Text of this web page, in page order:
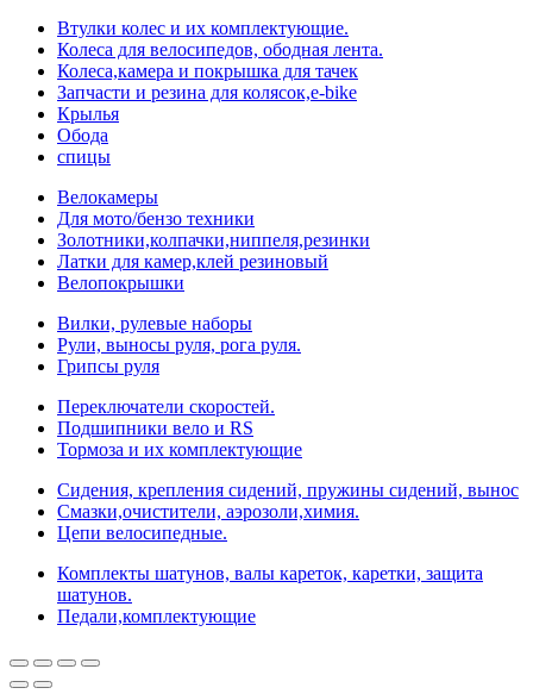
Втулки колес и их комплектующие.
Колеса для велосипедов, ободная лента.
Колеса,камера и покрышка для тачек
Запчасти и резина для колясок,e-bike
Крылья
Обода
спицы
Велокамеры
Для мото/бензо техники
Золотники,колпачки,ниппеля,резинки
Латки для камер,клей резиновый
Велопокрышки
Вилки, рулевые наборы
Рули, выносы руля, рога руля.
Грипсы руля
Переключатели скоростей.
Подшипники вело и RS
Тормоза и их комплектующие
Сидения, крепления сидений, пружины сидений, вынос
Смазки,очистители, аэрозоли,химия.
Цепи велосипедные.
Комплекты шатунов, валы кареток, каретки, защита
шатунов.
Педали,комплектующие